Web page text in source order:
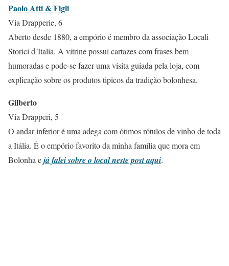
Paolo Atti & Figli
Via Drapperie, 6
Aberto desde 1880, a empório é membro da associação Locali
Storici d´Italia. A vitrine possui cartazes com frases bem
humoradas e pode-se fazer uma visita guiada pela loja, com
explicação sobre os produtos tipicos da tradição bolonhesa.
Gilberto
Via Drapperi, 5
O andar inferior é uma adega com ótimos rótulos de vinho de toda
a Itália. É o empório favorito da minha família que mora em
Bolonha ejá falei sobre o local neste post aqui.